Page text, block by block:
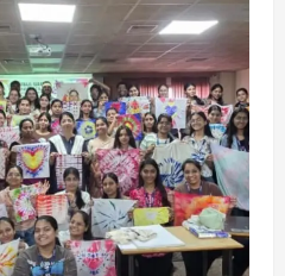
राज्य लाइफ स्टाइल
, दोस्ती के नाम
7, 2026
भाई पर लगाया करोड़ों रुपये
का आरोप